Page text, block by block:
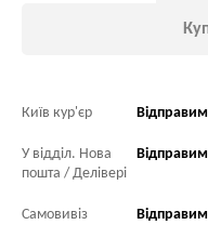
Київ кур'єр
У відділ. Нова
пошта / Делівері
Самовивіз